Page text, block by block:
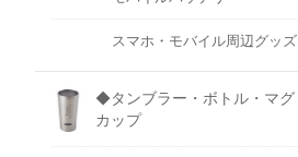
スマホ・モバイル周辺グッズ
◆タンブラー・ボトル・マグ
カップ